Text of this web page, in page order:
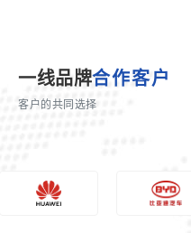
一线品牌合作客户
客户的共同选择